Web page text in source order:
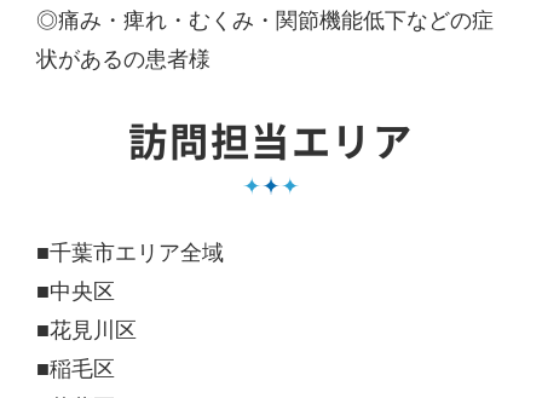
◎痛み・痺れ・むくみ・関節機能低下などの症
状があるの患者様
訪問担当エリア
■千葉市エリア全域
■中央区
■花見川区
■稲毛区